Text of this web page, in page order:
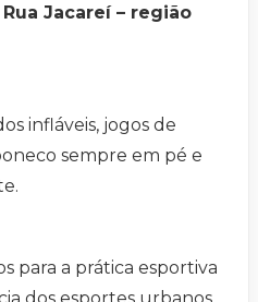
Jacareí – região
infláveis, jogos de
sempre em pé e
para a prática esportiva